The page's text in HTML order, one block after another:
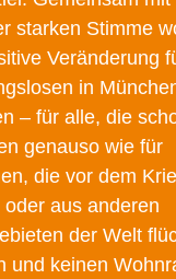
starken Stimme
Veränderung
in
– für alle, die
genauso wie für
die vor dem
oder aus anderen
der Welt
und keinen